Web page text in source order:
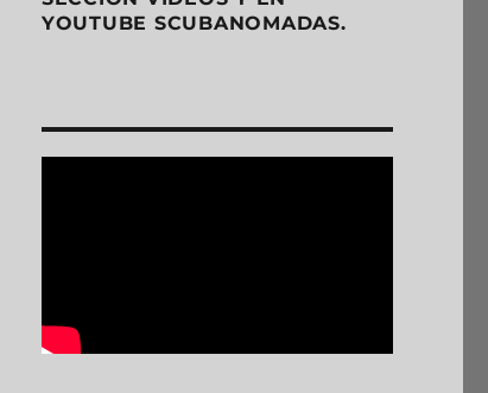
YOUTUBE SCUBANOMADAS.